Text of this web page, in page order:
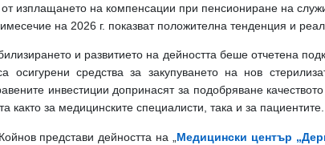
от изплащането на компенсации при пенсиониране на
на 2026 г. показват положителна тенденция и
и развитието на дейността беше отчетена
осигурени средства за закупуването на нов
инвестиции допринасят за подобряване
както за медицинските специалисти, така и за пациентите.
представи дейността на „ Медицински център